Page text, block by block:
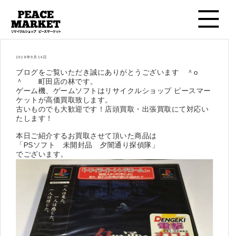
投
2018年9月14日
ブログをご覧いただき誠にありがとうございます ＾o
＾ 町田店の林です。
ゲーム機、ゲームソフトはリサイクルショップ ピースマー
ケットが高価買取致します。
古いものでも大歓迎です！店頭買取・出張買取にて対応い
たします！
本日ご紹介するお買取させて頂いた商品は
「PSソフト 未開封品 夕闇通り探偵隊」
でございます。